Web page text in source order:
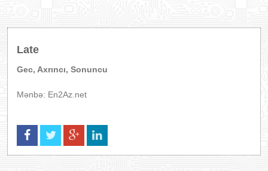
Late
Gec, Axrıncı, Sonuncu
Mənbə: En2Az.net